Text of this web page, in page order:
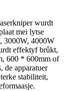
wurdt
mei lytse
3000W, 4000W
effektyf brûkt,
600 * 600mm of
de apparatuer
stabiliteit,